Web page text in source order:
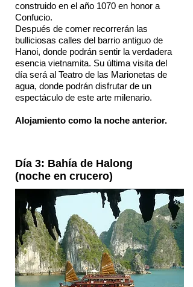
construido en el año 1070 en honor a
Confucio.
Después de comer recorrerán las
bulliciosas calles del barrio antiguo de
Hanoi, donde podrán sentir la verdadera
esencia vietnamita. Su última visita del
día será al Teatro de las Marionetas de
agua, donde podrán disfrutar de un
espectáculo de este arte milenario.
Alojamiento como la noche anterior.
Día 3: Bahía de Halong
(noche en crucero)